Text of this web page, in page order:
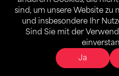
sind, um unsere Website zu
und insbesondere Ihr
Sind Sie mit der
Ja